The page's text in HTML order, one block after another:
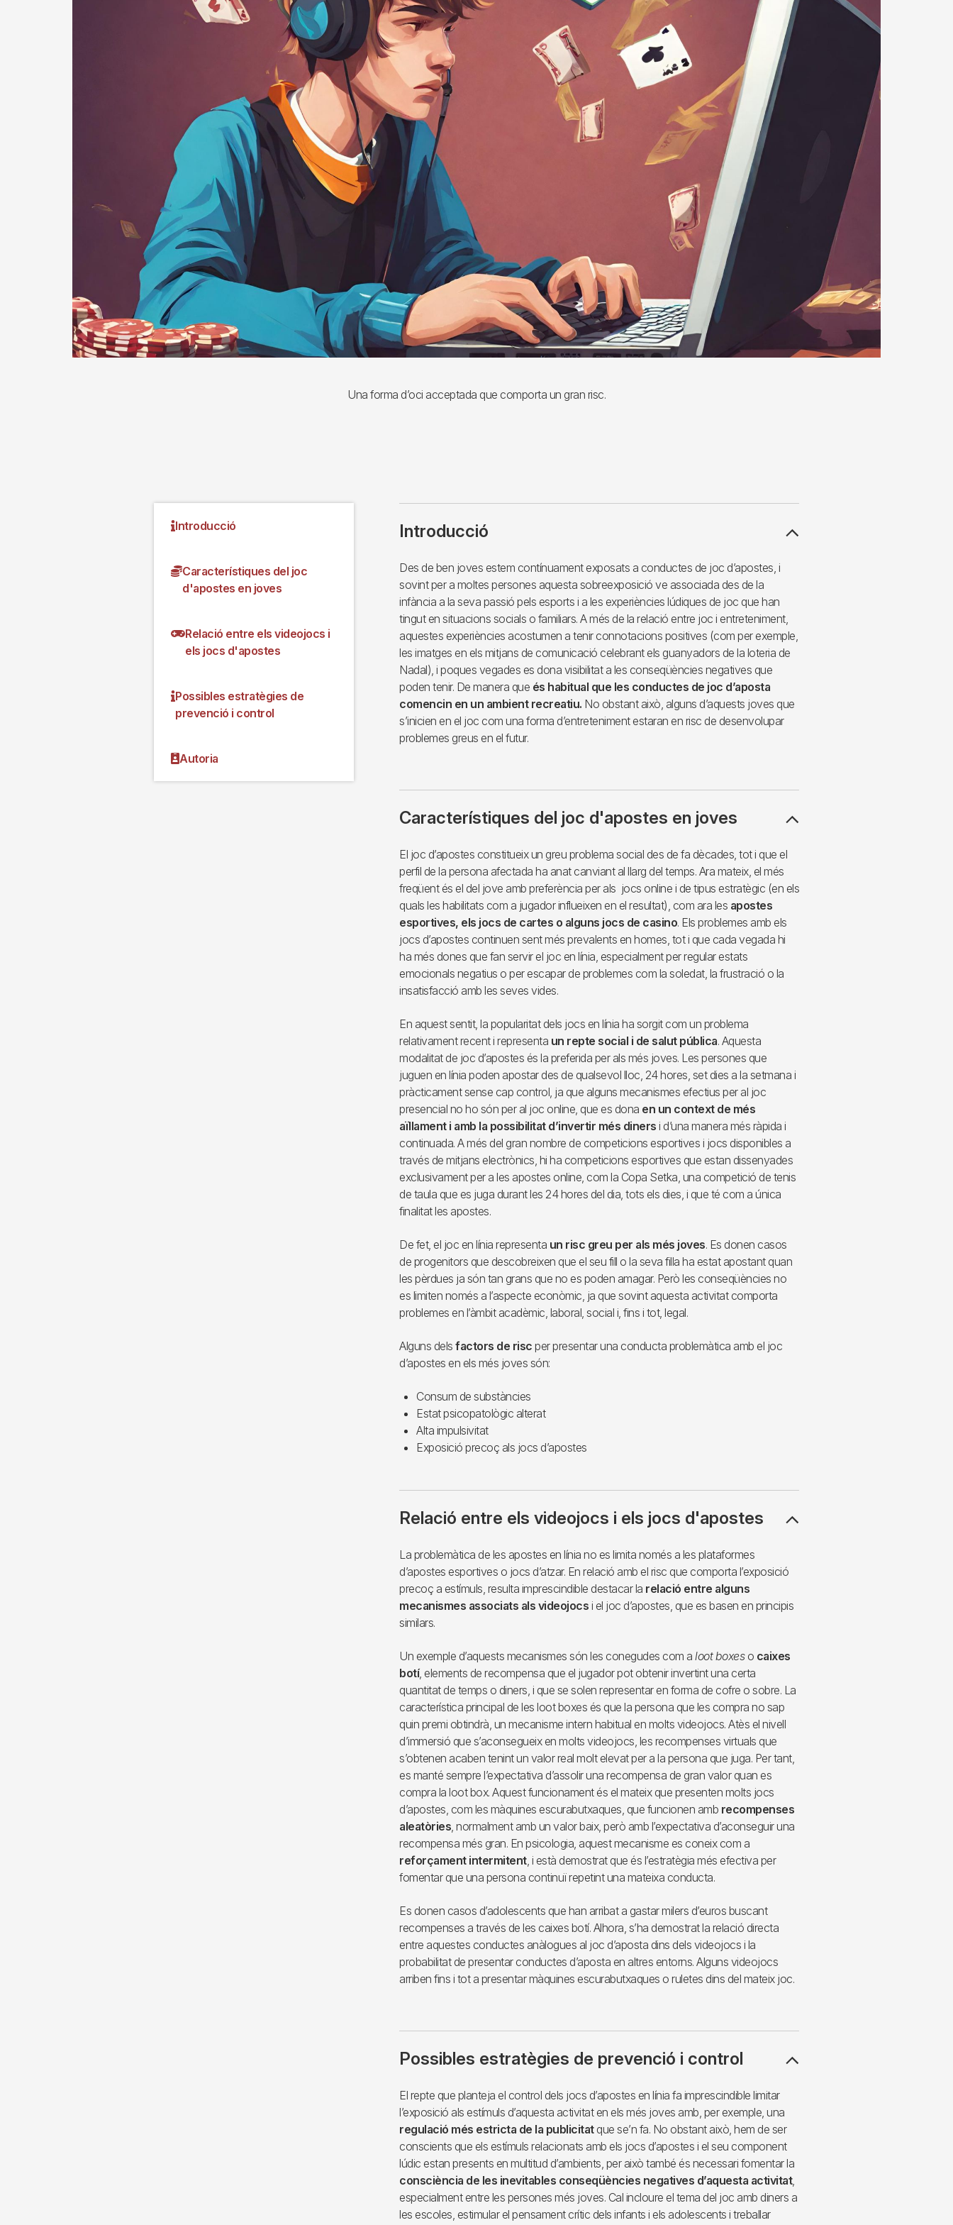
Una forma d’oci acceptada que comporta un gran risc.
Introducció
Característiques del joc
d'apostes en joves
Relació entre els videojocs i
els jocs d'apostes
Possibles estratègies de
prevenció i control
Autoria
Introducció
Des de ben joves estem contínuament exposats a conductes de joc d’apostes, i
sovint per a moltes persones aquesta sobreexposició ve associada des de la
infància a la seva passió pels esports i a les experiències lúdiques de joc que han
tingut en situacions socials o familiars. A més de la relació entre joc i entreteniment,
aquestes experiències acostumen a tenir connotacions positives (com per exemple,
les imatges en els mitjans de comunicació celebrant els guanyadors de la loteria de
Nadal), i poques vegades es dona visibilitat a les conseqüències negatives que
poden tenir. De manera que és habitual que les conductes de joc d’aposta
comencin en un ambient recreatiu. No obstant això, alguns d’aquests joves que
s’inicien en el joc com una forma d’entreteniment estaran en risc de desenvolupar
problemes greus en el futur.
Característiques del joc d'apostes en joves
El joc d’apostes constitueix un greu problema social des de fa dècades, tot i que el
perfil de la persona afectada ha anat canviant al llarg del temps. Ara mateix, el més
freqüent és el del jove amb preferència per als jocs online i de tipus estratègic (en els
quals les habilitats com a jugador influeixen en el resultat), com ara les apostes
esportives, els jocs de cartes o alguns jocs de casino. Els problemes amb els
jocs d’apostes continuen sent més prevalents en homes, tot i que cada vegada hi
ha més dones que fan servir el joc en línia, especialment per regular estats
emocionals negatius o per escapar de problemes com la soledat, la frustració o la
insatisfacció amb les seves vides.
En aquest sentit, la popularitat dels jocs en línia ha sorgit com un problema
relativament recent i representa un repte social i de salut pública. Aquesta
modalitat de joc d’apostes és la preferida per als més joves. Les persones que
juguen en línia poden apostar des de qualsevol lloc, 24 hores, set dies a la setmana i
pràcticament sense cap control, ja que alguns mecanismes efectius per al joc
presencial no ho són per al joc online, que es dona en un context de més
aïllament i amb la possibilitat d’invertir més diners i d’una manera més ràpida i
continuada. A més del gran nombre de competicions esportives i jocs disponibles a
través de mitjans electrònics, hi ha competicions esportives que estan dissenyades
exclusivament per a les apostes online, com la Copa Setka, una competició de tenis
de taula que es juga durant les 24 hores del dia, tots els dies, i que té com a única
finalitat les apostes.
De fet, el joc en línia representa un risc greu per als més joves. Es donen casos
de progenitors que descobreixen que el seu fill o la seva filla ha estat apostant quan
les pèrdues ja són tan grans que no es poden amagar. Però les conseqüències no
es limiten només a l’aspecte econòmic, ja que sovint aquesta activitat comporta
problemes en l’àmbit acadèmic, laboral, social i, fins i tot, legal.
Alguns dels factors de risc per presentar una conducta problemàtica amb el joc
d’apostes en els més joves són:
Consum de substàncies
Estat psicopatològic alterat
Alta impulsivitat
Exposició precoç als jocs d’apostes
Relació entre els videojocs i els jocs d'apostes
La problemàtica de les apostes en línia no es limita només a les plataformes
d’apostes esportives o jocs d’atzar. En relació amb el risc que comporta l’exposició
precoç a estímuls, resulta imprescindible destacar la relació entre alguns
mecanismes associats als videojocs i el joc d’apostes, que es basen en principis
similars.
Un exemple d’aquests mecanismes són les conegudes com a loot boxeso caixes
botí, elements de recompensa que el jugador pot obtenir invertint una certa
quantitat de temps o diners, i que se solen representar en forma de cofre o sobre. La
característica principal de les loot boxes és que la persona que les compra no sap
quin premi obtindrà, un mecanisme intern habitual en molts videojocs. Atès el nivell
d’immersió que s’aconsegueix en molts videojocs, les recompenses virtuals que
s’obtenen acaben tenint un valor real molt elevat per a la persona que juga. Per tant,
es manté sempre l’expectativa d’assolir una recompensa de gran valor quan es
compra la loot box. Aquest funcionament és el mateix que presenten molts jocs
d’apostes, com les màquines escurabutxaques, que funcionen amb recompenses
aleatòries, normalment amb un valor baix, però amb l’expectativa d’aconseguir una
recompensa més gran. En psicologia, aquest mecanisme es coneix com a
reforçament intermitent, i està demostrat que és l’estratègia més efectiva per
fomentar que una persona continuï repetint una mateixa conducta.
Es donen casos d’adolescents que han arribat a gastar milers d’euros buscant
recompenses a través de les caixes botí. Alhora, s’ha demostrat la relació directa
entre aquestes conductes anàlogues al joc d’aposta dins dels videojocs i la
probabilitat de presentar conductes d’aposta en altres entorns. Alguns videojocs
arriben fins i tot a presentar màquines escurabutxaques o ruletes dins del mateix joc.
Possibles estratègies de prevenció i control
El repte que planteja el control dels jocs d’apostes en línia fa imprescindible limitar
l’exposició als estímuls d’aquesta activitat en els més joves amb, per exemple, una
regulació més estricta de la publicitatque se’n fa. No obstant això, hem de ser
conscients que els estímuls relacionats amb els jocs d’apostes i el seu component
lúdic estan presents en multitud d’ambients, per això també és necessari fomentar la
consciència de les inevitables conseqüències negatives d’aquesta activitat,
especialment entre les persones més joves. Cal incloure el tema del joc amb diners a
les escoles, estimular el pensament crític dels infants i els adolescents i treballar